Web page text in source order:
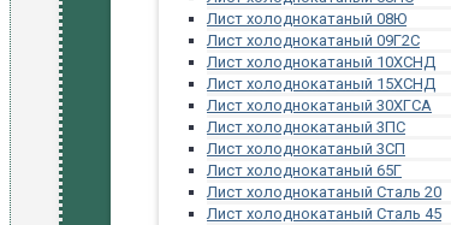
Лист холоднокатаный 08Ю
Лист холоднокатаный 09Г2С
Лист холоднокатаный 10ХСНД
Лист холоднокатаный 15ХСНД
Лист холоднокатаный 30ХГСА
Лист холоднокатаный 3ПС
Лист холоднокатаный 3СП
Лист холоднокатаный 65Г
Лист холоднокатаный Сталь 20
Лист холоднокатаный Сталь 45